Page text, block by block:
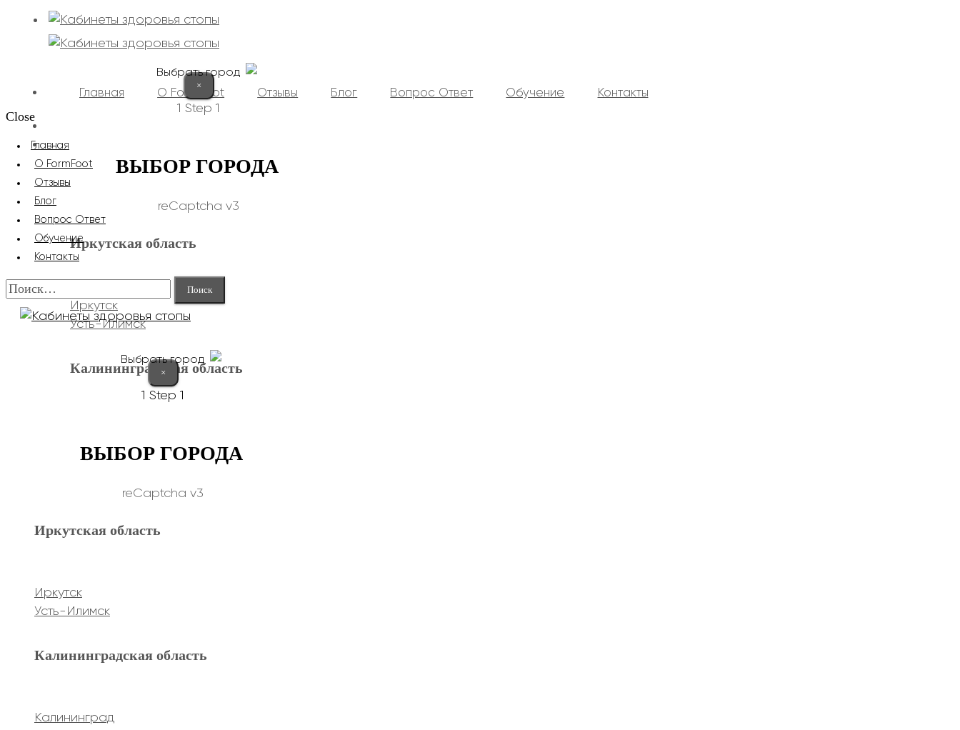
Выбрать город
×
1 Step 1
ВЫБОР ГОРОДА
reCaptcha v3
Иркутская область
Иркутск
Усть-Илимск
Калининградская область
Курган
Главная О FormFoot Отзывы Блог Вопрос Ответ Обучение Контакты
Close
Главная
О FormFoot
Отзывы
Блог
Вопрос Ответ
Обучение
Контакты
Найти:
Выбрать город
×
1 Step 1
ВЫБОР ГОРОДА
reCaptcha v3
Иркутская область
Иркутск
Усть-Илимск
Калининградская область
Калининград